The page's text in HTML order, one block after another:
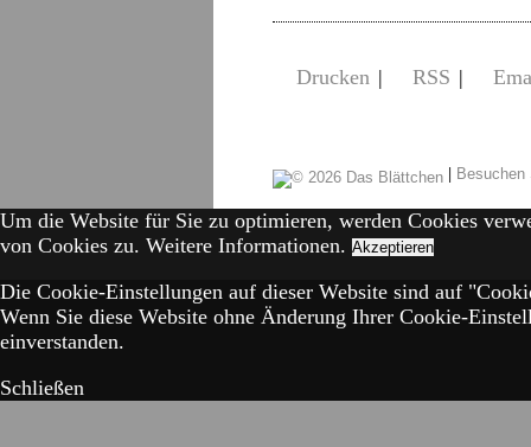
Drucken | RSS |
|
Um die Website für Sie zu optimieren, werden Cookies
von Cookies zu. Weitere Informationen. Akzeptieren
Die Cookie-Einstellungen auf dieser Website sind auf
Wenn Sie diese Website ohne Änderung Ihrer Cookie-
einverstanden.
Schließen